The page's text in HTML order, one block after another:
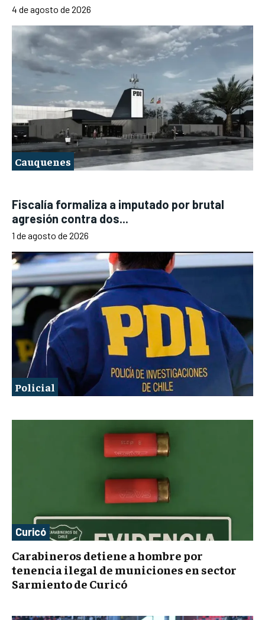
4 de agosto de 2026
Cauquenes
Fiscalía formaliza a imputado por brutal
agresión contra dos...
1 de agosto de 2026
Policial
Curicó
Carabineros detiene a hombre por
tenencia ilegal de municiones en sector
Sarmiento de Curicó